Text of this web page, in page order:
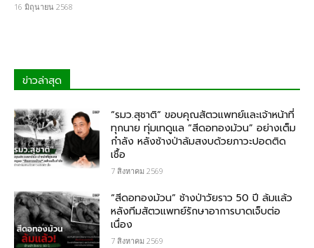
16 มิถุนายน 2568
ข่าวล่าสุด
“รมว.สุชาติ” ขอบคุณสัตวแพทย์และเจ้าหน้าที่
ทุกนาย ทุ่มเทดูแล “สีดอทองม้วน” อย่างเต็ม
กำลัง หลังช้างป่าล้มสงบด้วยภาวะปอดติด
เชื้อ
7 สิงหาคม 2569
“สีดอทองม้วน” ช้างป่าวัยราว 50 ปี ล้มแล้ว
หลังทีมสัตวแพทย์รักษาอาการบาดเจ็บต่อ
เนื่อง
7 สิงหาคม 2569